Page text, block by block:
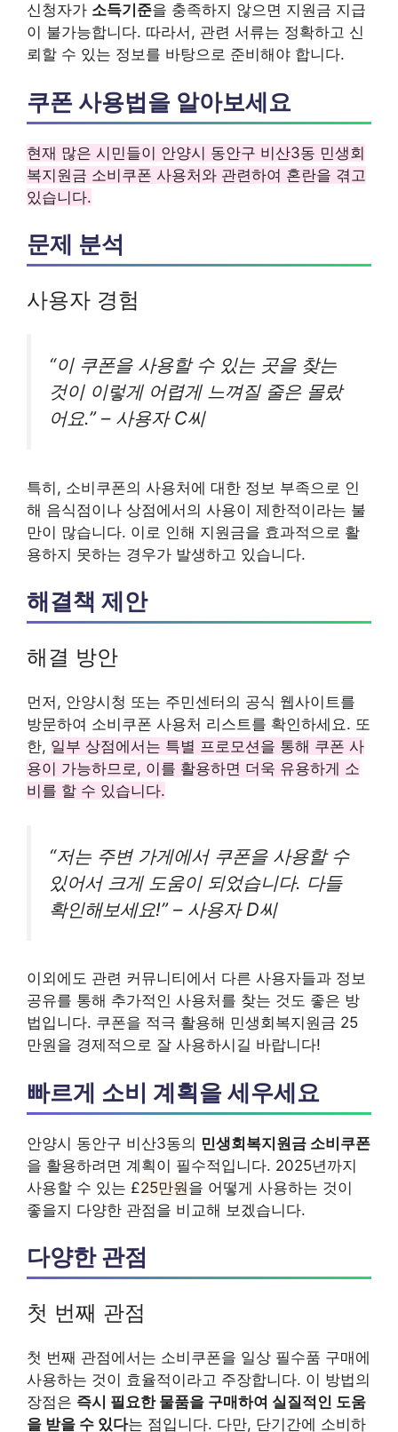
신청자가 소득기준을 충족하지 않으면 지원금 지급
이 불가능합니다. 따라서, 관련 서류는 정확하고 신
뢰할 수 있는 정보를 바탕으로 준비해야 합니다.
쿠폰 사용법을 알아보세요
현재 많은 시민들이 안양시 동안구 비산3동 민생회
복지원금 소비쿠폰 사용처와 관련하여 혼란을 겪고
있습니다.
문제 분석
사용자 경험
“이 쿠폰을 사용할 수 있는 곳을 찾는
것이 이렇게 어렵게 느껴질 줄은 몰랐
어요.” – 사용자 C씨
특히, 소비쿠폰의 사용처에 대한 정보 부족으로 인
해 음식점이나 상점에서의 사용이 제한적이라는 불
만이 많습니다. 이로 인해 지원금을 효과적으로 활
용하지 못하는 경우가 발생하고 있습니다.
해결책 제안
해결 방안
먼저, 안양시청 또는 주민센터의 공식 웹사이트를
방문하여 소비쿠폰 사용처 리스트를 확인하세요. 또
한, 일부 상점에서는 특별 프로모션을 통해 쿠폰 사
용이 가능하므로, 이를 활용하면 더욱 유용하게 소
비를 할 수 있습니다.
“저는 주변 가게에서 쿠폰을 사용할 수
있어서 크게 도움이 되었습니다. 다들
확인해보세요!” – 사용자 D씨
이외에도 관련 커뮤니티에서 다른 사용자들과 정보
공유를 통해 추가적인 사용처를 찾는 것도 좋은 방
법입니다. 쿠폰을 적극 활용해 민생회복지원금 25
만원을 경제적으로 잘 사용하시길 바랍니다!
빠르게 소비 계획을 세우세요
안양시 동안구 비산3동의 민생회복지원금 소비쿠폰
을 활용하려면 계획이 필수적입니다. 2025년까지
사용할 수 있는 £25만원을 어떻게 사용하는 것이
좋을지 다양한 관점을 비교해 보겠습니다.
다양한 관점
첫 번째 관점
첫 번째 관점에서는 소비쿠폰을 일상 필수품 구매에
사용하는 것이 효율적이라고 주장합니다. 이 방법의
장점은 즉시 필요한 물품을 구매하여 실질적인 도움
을 받을 수 있다는 점입니다. 다만, 단기간에 소비하